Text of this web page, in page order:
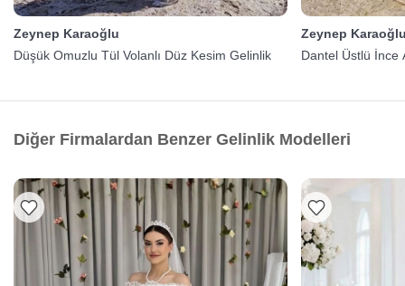
Zeynep Karaoğlu
Düşük Omuzlu Tül Volanlı Düz Kesim Gelinlik
Zeynep
Dantel Üstlü İnce
Diğer Firmalardan Benzer Gelinlik Modelleri